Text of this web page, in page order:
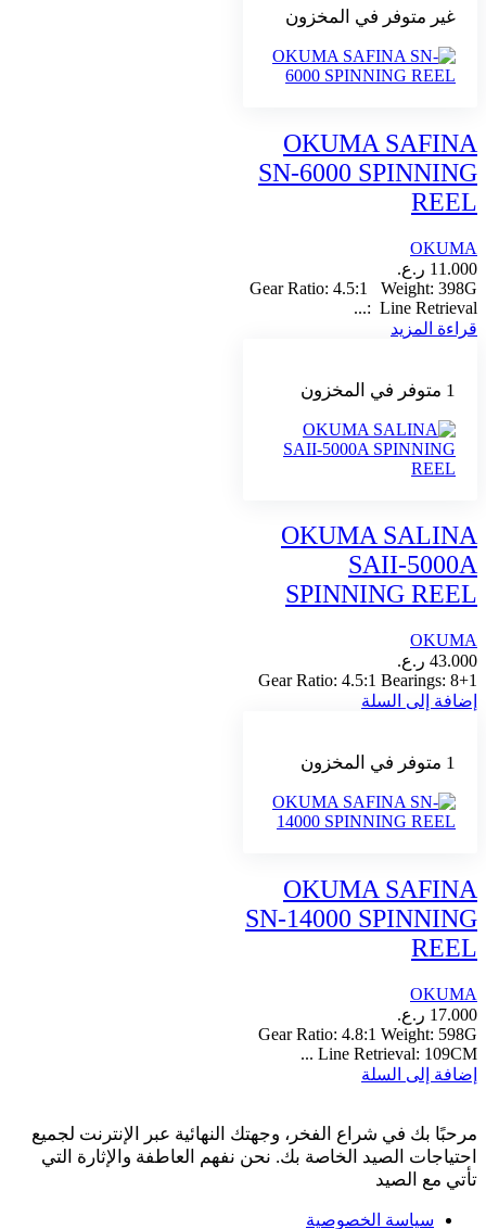
غير متوفر في المخزون
OKUMA SAFINA
SN-6000 SPINNING
REEL
OKUMA
11.000 ر.ع.
Gear Ratio: 4.5:1 Weight: 398G
Line Retrieval:...
قراءة المزيد
1 متوفر في المخزون
OKUMA SALINA
SAII-5000A
SPINNING REEL
OKUMA
43.000 ر.ع.
Gear Ratio: 4.5:1 Bearings: 8+1
إضافة إلى السلة
1 متوفر في المخزون
OKUMA SAFINA
SN-14000 SPINNING
REEL
OKUMA
17.000 ر.ع.
Gear Ratio: 4.8:1 Weight: 598G
Line Retrieval: 109CM ...
إضافة إلى السلة
مرحبًا بك في شراع الفخر، وجهتك النهائية عبر الإنترنت لجميع
احتياجات الصيد الخاصة بك. نحن نفهم العاطفة والإثارة التي
تأتي مع الصيد
سياسة الخصوصية